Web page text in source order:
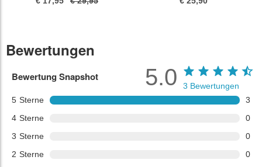
Bewertungen
Bewertung Snapshot
5 Sterne
3
4 Sterne
0
3 Sterne
0
2 Sterne
0
5.0 3 Bewertungen